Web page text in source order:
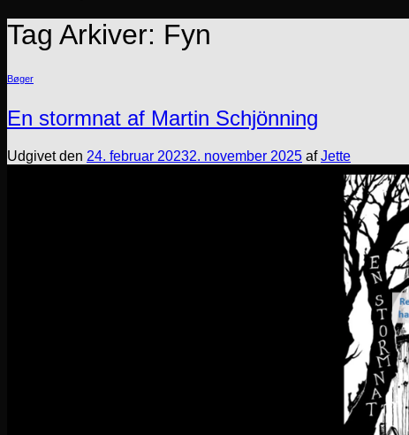
Tag Arkiver: Fyn
Bøger
En stormnat af Martin Schjönning
Udgivet den 24. februar 20232. november 2025 afJette